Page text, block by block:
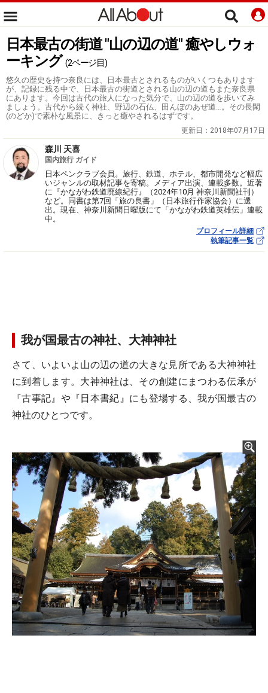
日本最古の街道 "山の辺の道" 癒やしウォ
ーキング (2ページ目)
悠久の歴史を持つ奈良には、日本最古とされるものがいくつもあります
が、記録に残る中で、日本最古の街道とされる山の辺の道もまた奈良県
にあります。今回は古代の旅人になった気分で、山の辺の道を歩いてみ
ましょう。古代から続く神社、野辺の石仏、田んぼのあぜ道…。その長閑
(のどか)で素朴な風景に、きっと癒やされるはずです。
更新日： 2018年07月17日
森川 天喜
国内旅行 ガイド
日本ペンクラブ会員。旅行、鉄道、ホテル、都市開発など幅広
いジャンルの取材記事を寄稿。メディア出演、連載多数。近著
に『かながわ鉄道廃線紀行』（2024年10月 神奈川新聞社刊）
など。同書は第7回「旅の良書」（日本旅行作家協会）に選
出。現在、神奈川新聞日曜版にて「かながわ鉄道英雄伝」連載
中。
プロフィール詳細
執筆記事一覧
我が国最古の神社、大神神社
さて、いよいよ山の辺の道の大きな見所である大神神社
に到着します。大神神社は、その創建にまつわる伝承が
『古事記』や『日本書紀』にも登場する、我が国最古の
神社のひとつです。